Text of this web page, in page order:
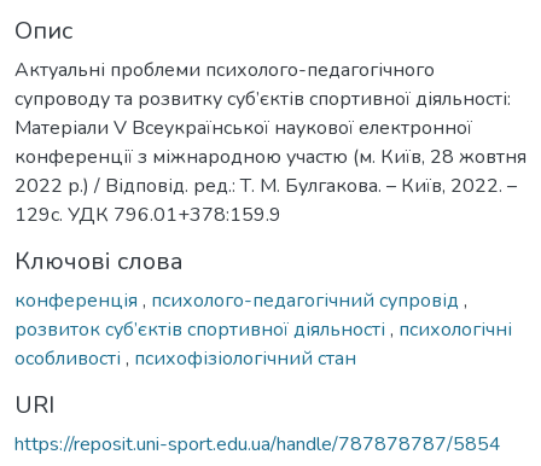
Опис
Актуальні проблеми психолого-педагогічного
супроводу та розвитку суб’єктів спортивної діяльності:
Матеріали V Всеукраїнської наукової електронної
конференції з міжнародною участю (м. Київ, 28 жовтня
2022 р.) / Відповід. ред.: Т. М. Булгакова. – Київ, 2022. –
129с. УДК 796.01+378:159.9
Ключові слова
конференція , психолого-педагогічний супровід ,
розвиток суб’єктів спортивної діяльності , психологічні
особливості , психофізіологічний стан
URI
https://reposit.uni-sport.edu.ua/handle/787878787/5854